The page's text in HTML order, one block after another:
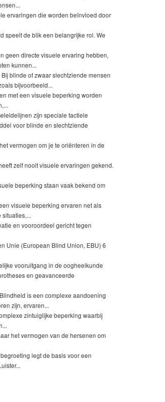
ervaringen die worden beïnvloed door
speelt de blik een belangrijke rol. We
geen directe visuele ervaring hebben,
kunnen...
Bij blinde of zwaar slechtziende mensen
bijvoorbeeld...
met een visuele beperking worden
zijn speciale tactiele
voor blinde en slechtziende
vermogen om je te oriënteren in de
zelf nooit visuele ervaringen gekend.
beperking staan vaak bekend om
visuele beperking ervaren net als
en vooroordeel gericht tegen
Unie (European Blind Union, EBU) 6
vooruitgang in de oogheelkunde
en geavanceerde
Blindheid is een complexe aandoening
zijn, ervaren...
zintuiglijke beperking waarbij
het vermogen van de hersenen om
legt de basis voor een